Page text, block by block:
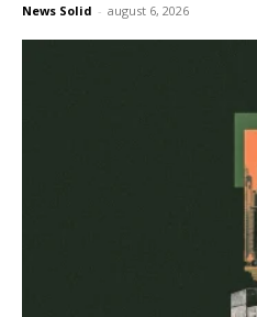
News Solid - august 6, 2026